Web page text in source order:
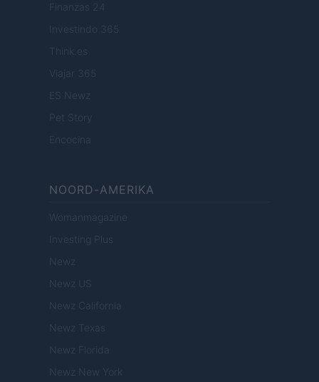
Finanzas 24
Investindo 365
Think.es
Viajar 365
ES Newz
Pet Story
Encocina
NOORD-AMERIKA
Womanmagazine
Investing Plus
Newz
Newz US
Newz California
Newz Texas
Newz Florida
Newz New York